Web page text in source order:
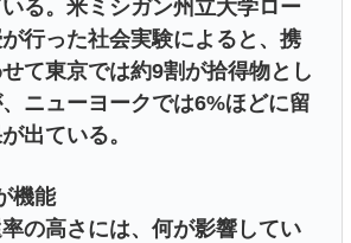
る。米ミシガン州立大学ロー
行った社会実験によると、携
て東京では約9割が拾得物とし
ニューヨークでは6%ほどに留
出ている。
機能
の高さには、何が影響してい